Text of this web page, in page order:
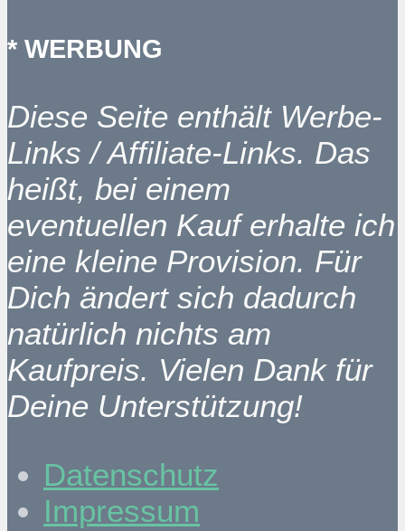
* WERBUNG
Diese Seite enthält Werbe-
Links / Affiliate-Links. Das
heißt, bei einem
eventuellen Kauf erhalte ich
eine kleine Provision. Für
Dich ändert sich dadurch
natürlich nichts am
Kaufpreis. Vielen Dank für
Deine Unterstützung!
Datenschutz
Impressum